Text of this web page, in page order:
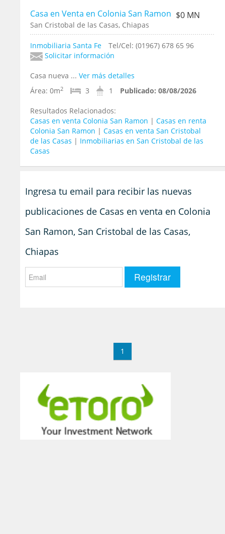
Casa en Venta en Colonia San Ramon $0 MN
San Cristobal de las Casas, Chiapas
Inmobiliaria Santa Fe
Tel/Cel: (01967) 678 65 96
Solicitar información
Casa nueva ... Ver más detalles
Área: 0m2 3 1 Publicado: 08/08/2026
Resultados Relacionados:
Casas en venta Colonia San Ramon | Casas en renta
Colonia San Ramon | Casas en venta San Cristobal
de las Casas | Inmobiliarias en San Cristobal de las
Casas
Ingresa tu email para recibir las nuevas
publicaciones de Casas en venta en Colonia
San Ramon, San Cristobal de las Casas,
Chiapas
1